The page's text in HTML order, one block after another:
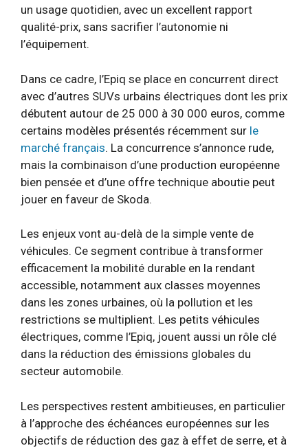
un usage quotidien, avec un excellent rapport
qualité-prix, sans sacrifier l’autonomie ni
l’équipement.
Dans ce cadre, l’Epiq se place en concurrent direct
avec d’autres SUVs urbains électriques dont les prix
débutent autour de 25 000 à 30 000 euros, comme
certains modèles présentés récemment sur le
marché français. La concurrence s’annonce rude,
mais la combinaison d’une production européenne
bien pensée et d’une offre technique aboutie peut
jouer en faveur de Skoda.
Les enjeux vont au-delà de la simple vente de
véhicules. Ce segment contribue à transformer
efficacement la mobilité durable en la rendant
accessible, notamment aux classes moyennes
dans les zones urbaines, où la pollution et les
restrictions se multiplient. Les petits véhicules
électriques, comme l’Epiq, jouent aussi un rôle clé
dans la réduction des émissions globales du
secteur automobile.
Les perspectives restent ambitieuses, en particulier
à l’approche des échéances européennes sur les
objectifs de réduction des gaz à effet de serre, et à